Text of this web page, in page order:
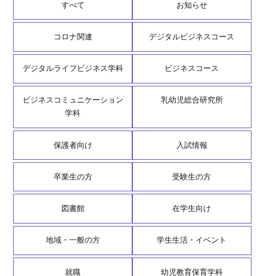
すべて お知らせ
コロナ関連 デジタルビジネスコース
デジタルライフビジネス学科 ビジネスコース
ビジネスコミュニケーション
学科
乳幼児総合研究所
保護者向け 入試情報
卒業生の方 受験生の方
図書館 在学生向け
地域・一般の方 学生生活・イベント
就職 幼児教育保育学科